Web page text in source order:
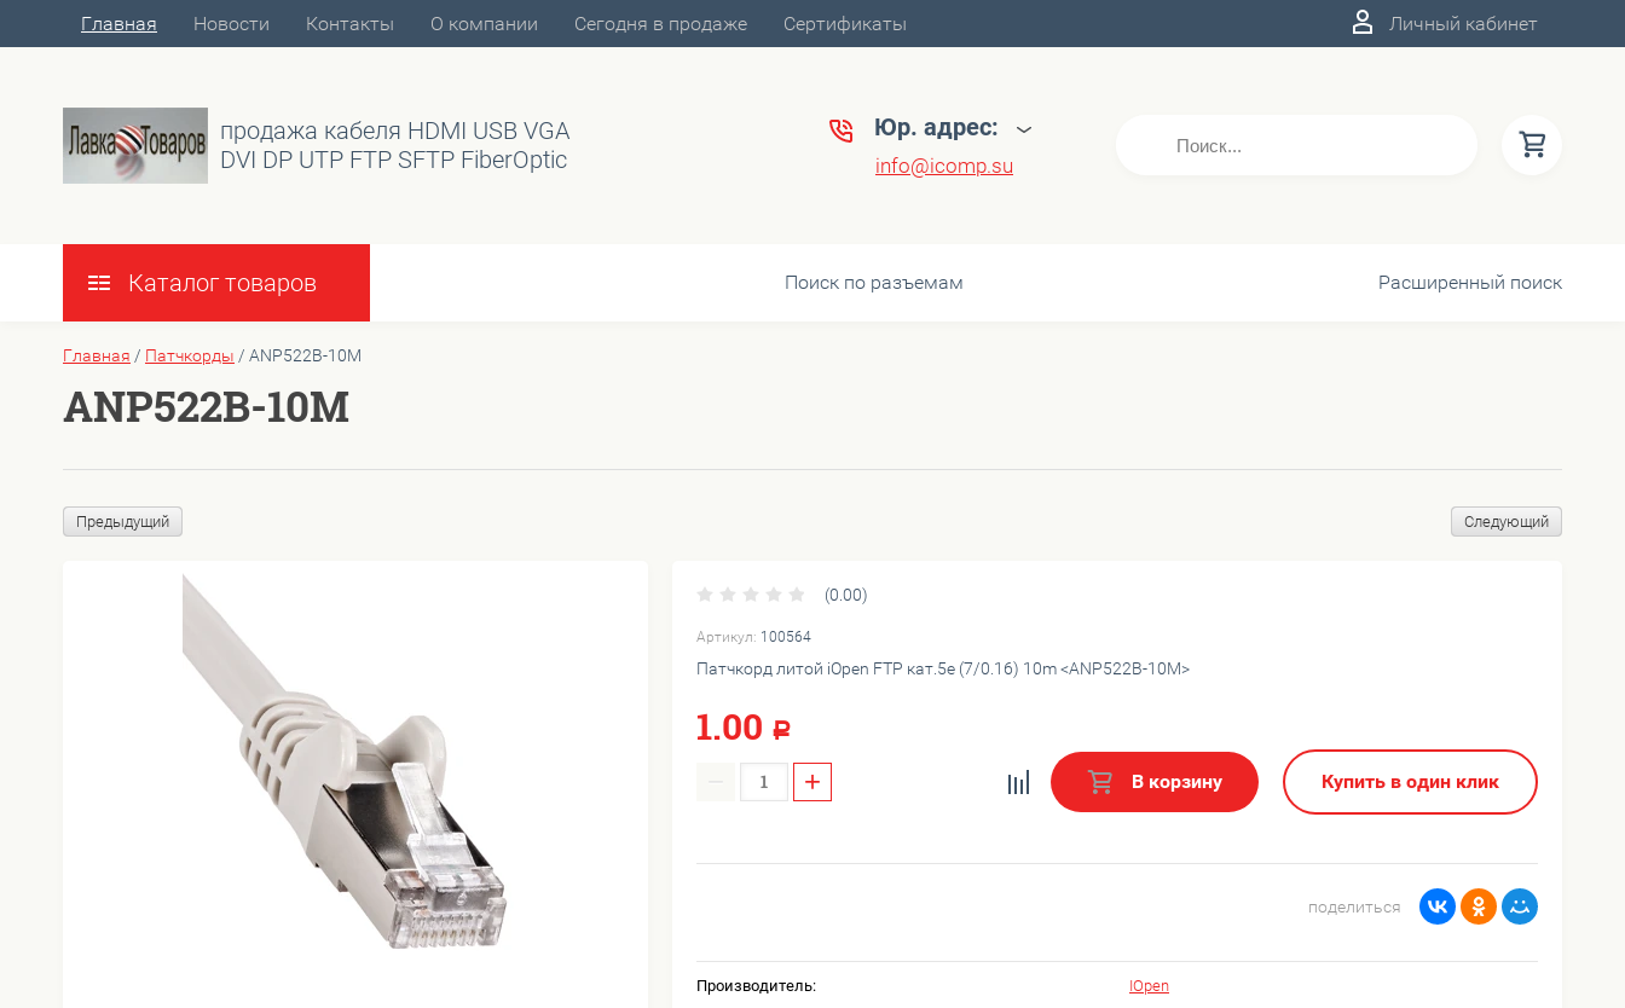
Главная Новости Контакты О компании Сегодня в продаже Сертификаты Личный кабинет
продажа кабеля HDMI USB VGA
DVI DP UTP FTP SFTP FiberOptic
Юр. адрес:
info@icomp.su
Каталог товаров Поиск по разъемам Расширенный поиск
Главная / Патчкорды / ANP522B-10M
ANP522B-10M
Предыдущий Следующий
(0.00)
Артикул: 100564
Патчкорд литой iOpen FTP кат.5e (7/0.16) 10m <ANP522B-10M>
1.00 Р
− + В корзину Купить в один клик
поделиться
Производитель: IOpen